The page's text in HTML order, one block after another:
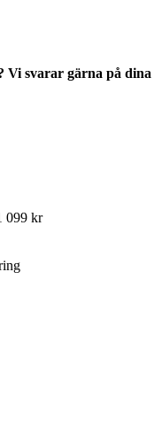
Vi svarar gärna på dina
099 kr